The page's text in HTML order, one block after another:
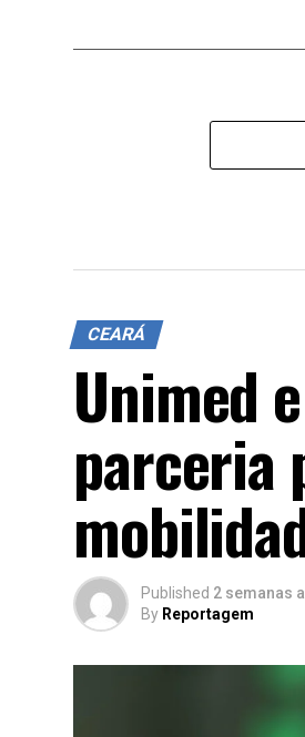
CEARÁ
Unimed
parceria
Published 2 semanas
By Reportagem